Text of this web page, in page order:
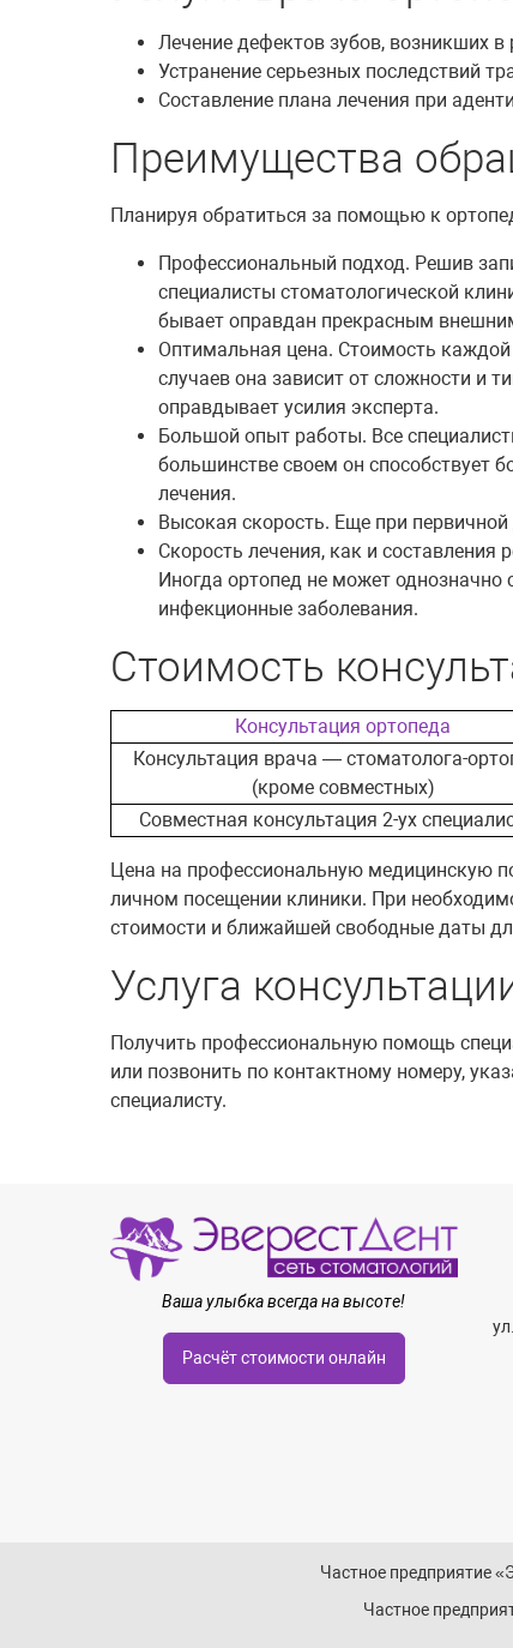
Лечение дефектов зубов, возникших в
Устранение серьезных последствий
Составление плана лечения при
Преимущества
Планируя обратиться за помощью к
Профессиональный подход. Решив
специалисты стоматологической
бывает оправдан прекрасным
Оптимальная цена. Стоимость
случаев она зависит от сложности и
оправдывает усилия эксперта.
Большой опыт работы. Все
большинстве своем он способствует
лечения.
Высокая скорость. Еще при
Скорость лечения, как и составления
Иногда ортопед не может однозначно
инфекционные заболевания.
Стоимость
Консультация ортопеда
Консультация врача — стоматолога-
(кроме совместных)
Совместная консультация 2-ух
Цена на профессиональную медицинскую
личном посещении клиники. При
стоимости и ближайшей свободные даты
Услуга
Получить профессиональную помощь
или позвонить по контактному номеру,
специалисту.
Ваша улыбка всегда на высоте!
Расчёт стоимости онлайн
Частное предприятие
Частное